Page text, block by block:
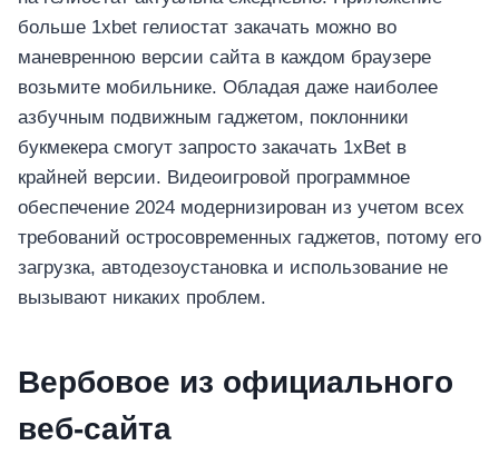
больше 1xbet гелиостат закачать можно во
маневренною версии сайта в каждом браузере
возьмите мобильнике. Обладая даже наиболее
азбучным подвижным гаджетом, поклонники
букмекера смогут запросто закачать 1xBet в
крайней версии. Видеоигровой программное
обеспечение 2024 модернизирован из учетом всех
требований остросовременных гаджетов, потому его
загрузка, автодезоустановка и использование не
вызывают никаких проблем.
Вербовое из официального
веб-сайта